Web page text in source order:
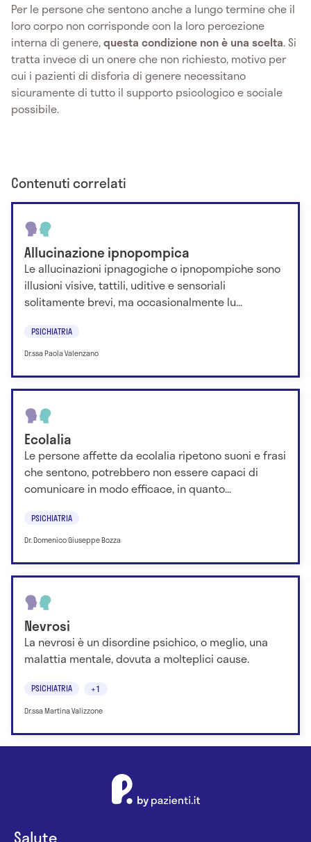
Per le persone che sentono anche a lungo termine che il
loro corpo non corrisponde con la loro percezione
interna di genere,questa condizione non è una scelta. Si
tratta invece di un onere che non richiesto, motivo per
cui i pazienti di disforia di genere necessitano
sicuramente di tutto il supporto psicologico e sociale
possibile.
Contenuti correlati
Allucinazione ipnopompica
Le allucinazioni ipnagogiche o ipnopompiche sono
illusioni visive, tattili, uditive e sensoriali
solitamente brevi, ma occasionalmente lu...
PSICHIATRIA
Dr.ssa Paola Valenzano
Ecolalia
Le persone affette da ecolalia ripetono suoni e frasi
che sentono, potrebbero non essere capaci di
comunicare in modo efficace, in quanto...
PSICHIATRIA
Dr. Domenico Giuseppe Bozza
Nevrosi
La nevrosi è un disordine psichico, o meglio, una
malattia mentale, dovuta a molteplici cause.
PSICHIATRIA +1
Dr.ssa Martina Valizzone
Salute